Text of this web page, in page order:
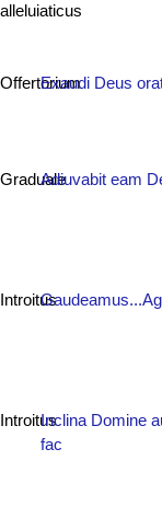
alleluiaticus
OffertoriumExaudi Deus
GradualeAdiuvabit eam
Introitus
IntroitusInclina Domine
fac